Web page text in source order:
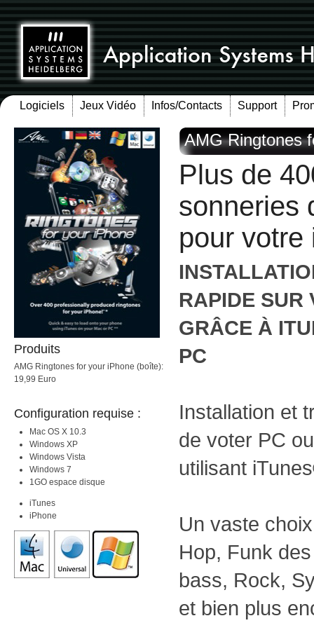
Logiciels Jeux Vidéo Infos/Contacts Support
Produits
AMG Ringtones for your iPhone (boîte):
19,99 Euro
Configuration requise :
Mac OS X 10.3
Windows XP
Windows Vista
Windows 7
1GO espace disque
iTunes
iPhone
AMG Ringtones
Plus de
sonneries
pour votre
RAPIDE SUR
GRÂCE À
PC
Installation et
de voter PC
utilisant
Un vaste
Hop, Funk
bass, Rock,
et bien plus